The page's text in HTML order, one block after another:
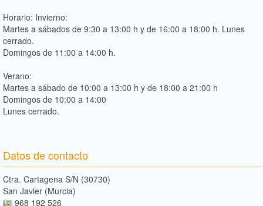
Horario: Invierno:
Martes a sábados de 9:30 a 13:00 h y de 16:00 a 18:00 h. Lunes
cerrado.
Domingos de 11:00 a 14:00 h.
Verano:
Martes a sábado de 10:00 a 13:00 h y de 18:00 a 21:00 h
Domingos de 10:00 a 14:00
Lunes cerrado.
Datos de contacto
Ctra. Cartagena S/N (30730)
San Javier (Murcia)
968 192 526